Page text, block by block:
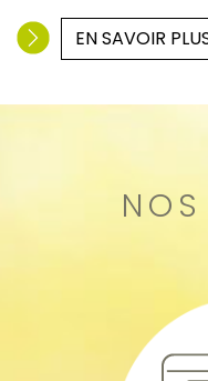
EN SAVOIR